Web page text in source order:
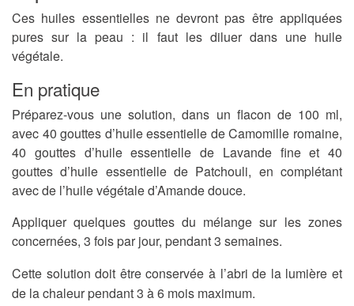
Ces huiles essentielles ne devront pas être appliquées
pures sur la peau : il faut les diluer dans une huile
végétale.
En pratique
Préparez-vous une solution, dans un flacon de 100 ml,
avec 40 gouttes d’huile essentielle de Camomille romaine,
40 gouttes d’huile essentielle de Lavande fine et 40
gouttes d’huile essentielle de Patchouli, en complétant
avec de l’huile végétale d’Amande douce.
Appliquer quelques gouttes du mélange sur les zones
concernées, 3 fois par jour, pendant 3 semaines.
Cette solution doit être conservée à l’abri de la lumière et
de la chaleur pendant 3 à 6 mois maximum.